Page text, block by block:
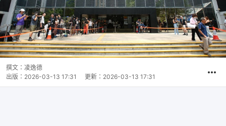
撰文： 凌逸德
出版： 2026-03-13 17:31 更新： 2026-03-13 17:31